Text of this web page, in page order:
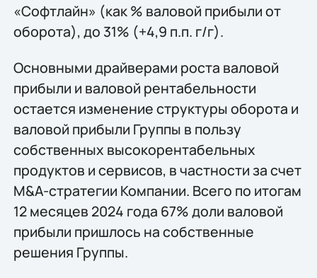
«Софтлайн» (как % валовой прибыли от
оборота), до 31% (+4,9 п.п. г/г).
Основными драйверами роста валовой
прибыли и валовой рентабельности
остается изменение структуры оборота и
валовой прибыли Группы в пользу
собственных высокорентабельных
продуктов и сервисов, в частности за счет
M&A-стратегии Компании. Всего по итогам
12 месяцев 2024 года 67% доли валовой
прибыли пришлось на собственные
решения Группы.